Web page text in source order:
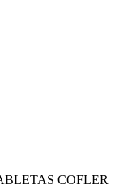
COFLER